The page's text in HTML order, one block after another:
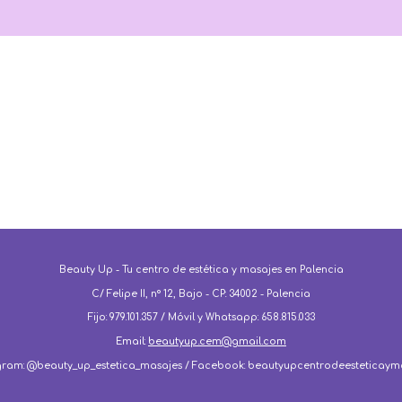
Beauty Up - Tu centro de estética y masajes en Palencia
C/ Felipe II, nº 12, Bajo - CP: 34002 - Palencia
Fijo: 979.101.357 / Móvil y Whatsapp: 658.815.033
Email: beautyup.cem@gmail.com
@beauty_up_estetica_masajes / Facebook: